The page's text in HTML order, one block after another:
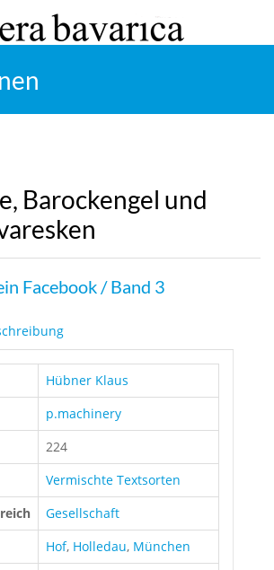
Barockengel und
Facebook / Band 3
Hübner Klaus
p.machinery
224
Vermischte Textsorten
Gesellschaft
Hof, Holledau, München